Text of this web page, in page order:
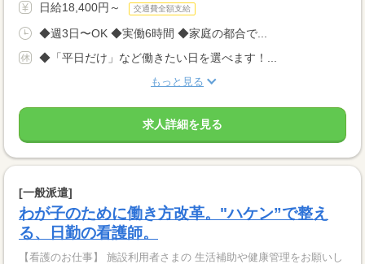
日給18,400円～ 交通費全額支給
◆週3日〜OK ◆実働6時間 ◆家庭の都合で...
◆「平日だけ」など働きたい日を選べます！...
もっと見る
求人詳細を見る
[一般派遣]
わが子のために働き方改革。"ハケン”で整え
る、日勤の看護師。
【看護のお仕事】 施設利用者さまの 生活補助や健康管理をお願いし